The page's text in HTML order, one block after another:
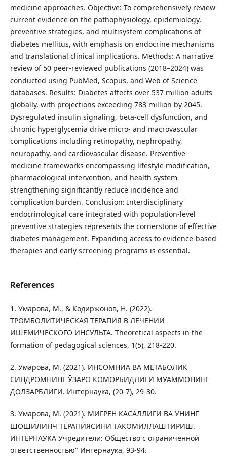
medicine approaches. Objective: To comprehensively review
current evidence on the pathophysiology, epidemiology,
preventive strategies, and multisystem complications of
diabetes mellitus, with emphasis on endocrine mechanisms
and translational clinical implications. Methods: A narrative
review of 50 peer-reviewed publications (2018–2024) was
conducted using PubMed, Scopus, and Web of Science
databases. Results: Diabetes affects over 537 million adults
globally, with projections exceeding 783 million by 2045.
Dysregulated insulin signaling, beta-cell dysfunction, and
chronic hyperglycemia drive micro- and macrovascular
complications including retinopathy, nephropathy,
neuropathy, and cardiovascular disease. Preventive
medicine frameworks encompassing lifestyle modification,
pharmacological intervention, and health system
strengthening significantly reduce incidence and
complication burden. Conclusion: Interdisciplinary
endocrinological care integrated with population-level
preventive strategies represents the cornerstone of effective
diabetes management. Expanding access to evidence-based
therapies and early screening programs is essential.
References
1. Умарова, М., & Кодиржонов, Н. (2022).
ТРОМБОЛИТИЧЕСКАЯ ТЕРАПИЯ В ЛЕЧЕНИИ
ИШЕМИЧЕСКОГО ИНСУЛЬТА. Theoretical aspects in the
formation of pedagogical sciences, 1(5), 218-220.
2. Умарова, М. (2021). ИНСОМНИА ВА МЕТАБОЛИК
СИНДРОМНИНГ ЎЗАРО КОМОРБИДЛИГИ МУАММОНИНГ
ДОЛЗАРБЛИГИ. Интернаука, (20-7), 29-30.
3. Умарова, М. (2021). МИГРЕН КАСАЛЛИГИ ВА УНИНГ
ШОШИЛИНЧ ТЕРАПИЯСИНИ ТАКОМИЛЛАШТИРИШ.
ИНТЕРНАУКА Учредители: Общество с ограниченной
ответственностью" Интернаука, 93-94.